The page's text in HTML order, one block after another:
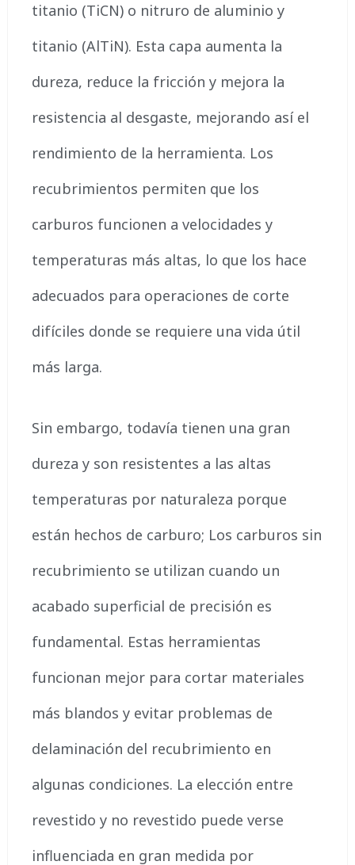
titanio (TiCN) o nitruro de aluminio y
titanio (AlTiN). Esta capa aumenta la
dureza, reduce la fricción y mejora la
resistencia al desgaste, mejorando así el
rendimiento de la herramienta. Los
recubrimientos permiten que los
carburos funcionen a velocidades y
temperaturas más altas, lo que los hace
adecuados para operaciones de corte
difíciles donde se requiere una vida útil
más larga.
Sin embargo, todavía tienen una gran
dureza y son resistentes a las altas
temperaturas por naturaleza porque
están hechos de carburo; Los carburos sin
recubrimiento se utilizan cuando un
acabado superficial de precisión es
fundamental. Estas herramientas
funcionan mejor para cortar materiales
más blandos y evitar problemas de
delaminación del recubrimiento en
algunas condiciones. La elección entre
revestido y no revestido puede verse
influenciada en gran medida por